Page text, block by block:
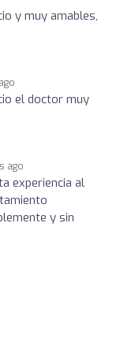
y muy amables,
el doctor muy
ago
experiencia al
y sin